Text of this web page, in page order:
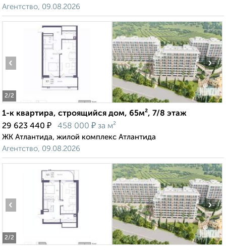
Агентство, 09.08.2026
2/2
‹ ›
1-к квартира, строящийся дом, 65м², 7/8 этаж
29 623 440 ₽ 458 000 ₽ за м²
ЖК Атлантида, жилой комплекс Атлантида
Агентство, 09.08.2026
2/2
‹ ›